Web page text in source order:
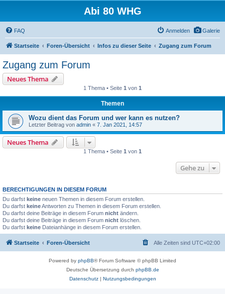
Abi 80 WHG
Galerie
FAQ Anmelden
Startseite Foren-Übersicht Infos zu dieser Seite Zugang zum Forum
Zugang zum Forum
Neues Thema
1 Thema • Seite 1 von 1
Themen
Wozu dient das Forum und wer kann es nutzen?
Letzter Beitrag von admin « 7. Jan 2021, 14:57
Neues Thema
1 Thema • Seite 1 von 1
Gehe zu
BERECHTIGUNGEN IN DIESEM FORUM
Du darfst keine neuen Themen in diesem Forum erstellen.
Du darfst keineAntworten zu Themen in diesem Forum erstellen.
Du darfst deine Beiträge in diesem Forum nicht ändern.
Du darfst deine Beiträge in diesem Forum nicht löschen.
Du darfst keine Dateianhänge in diesem Forum erstellen.
Startseite Foren-Übersicht Alle Zeiten sind UTC+02:00
Powered by phpBB® Forum Software © phpBB Limited
Deutsche Übersetzung durch phpBB.de
Datenschutz| Nutzungsbedingungen